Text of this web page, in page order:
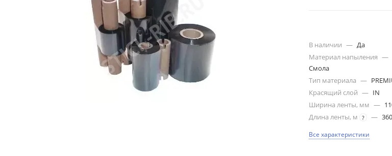
В наличии — Да
Материал напыления —
Смола
Тип материала —
Красящий слой — IN
Ширина ленты, мм —
Длина ленты, м
? — 360
Все характеристики